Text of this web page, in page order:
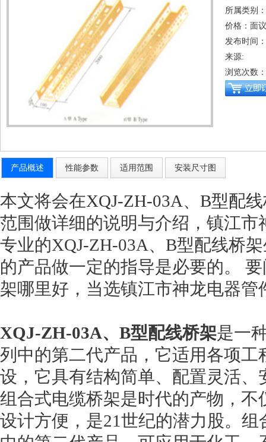
所属类别
价格：面议
发布时间
来源:
浏览次数：
产品概述 性能参数 适用范围 安装尺寸图
本文将会在XQJ-ZH-03A、B型配
范围做详细的说明与介绍，镇江
专业的XQJ-ZH-03A、B型配线桥
的产品做一定的指导是必要的。
架哪里好，当选镇江市神龙电器管
XQJ-ZH-03A、B型配线桥架是一
列中的第二代产品，它适用各项
设，它具有结构简单、配置灵活
组合式电缆桥架是时代的产物，
设计方便，是21世纪的潜力股。